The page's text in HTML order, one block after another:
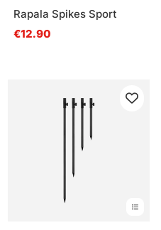
Rapala Spikes Sport
€12.90